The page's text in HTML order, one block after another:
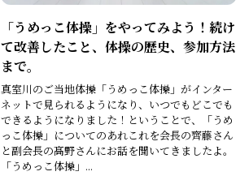
「うめっこ体操」をやってみよう！続け
て改善したこと、体操の歴史、参加方法
まで。
真室川のご当地体操「うめっこ体操」がインター
ネットで見られるようになり、いつでもどこでも
できるようになりました！ということで、「うめ
っこ体操」についてのあれこれを会長の齊藤さん
と副会長の髙野さんにお話を聞いてきましたよ。
「うめっこ体操」...